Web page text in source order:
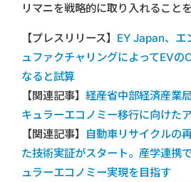
リマニを戦略的に取り入れること
【プレスリリース】 EY Japan、エ
ュファクチャリングによってEVの
なると試算
【関連記事】 経産省中部経済産業
キュラーエコノミー移行に向けた
【関連記事】
自動車リサイクルの
た技術実証がスタート。産学連携
ュラーエコノミー実現を目指す